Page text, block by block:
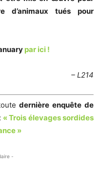
d’animaux tués pour
par ici !
– L214
dernière enquête de
« Trois élevages sordides
»
-